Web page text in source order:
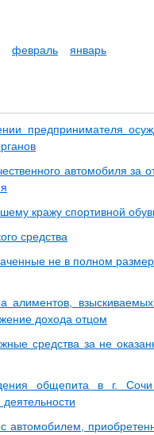
февраль
январь
предпринимателя
автомобиля за
кражу спортивной
средства
не в полном
алиментов,
дохода отцом
средства за не
общепита в г.
автомобилем,